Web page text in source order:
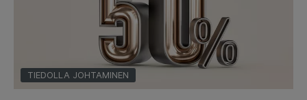
TIEDOLLA JOHTAMINEN